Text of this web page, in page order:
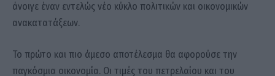
άνοιγε έναν εντελώς νέο κύκλο πολιτικών και οικονομικών
ανακατατάξεων.
Το πρώτο και πιο άμεσο αποτέλεσμα θα αφορούσε την
παγκόσμια οικονομία. Οι τιμές του πετρελαίου και του